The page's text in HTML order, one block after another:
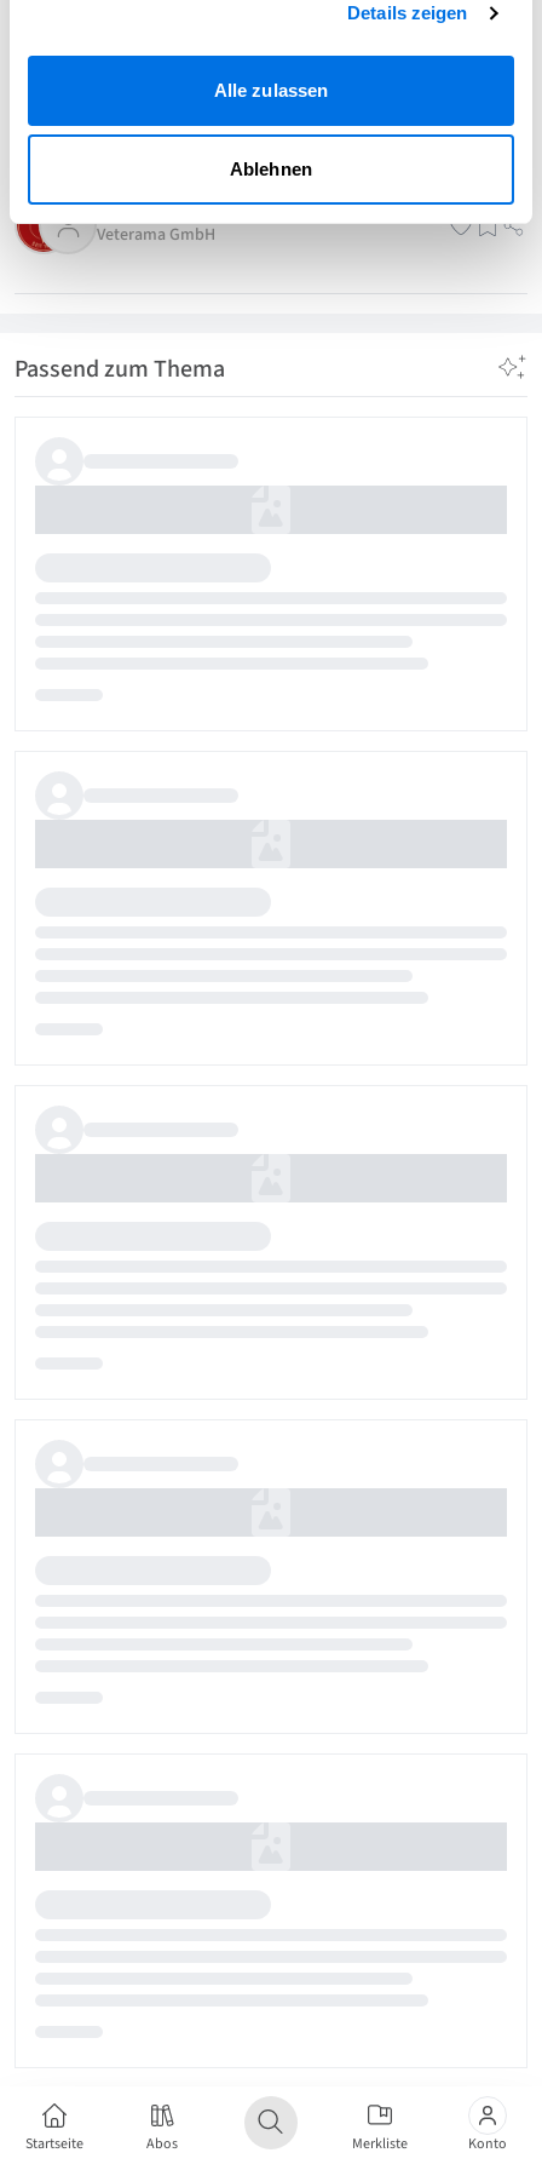
Details zeigen
Alle zulassen
Ablehnen
Veterama GmbH
Passend zum Thema
Startseite Abos Merkliste Konto